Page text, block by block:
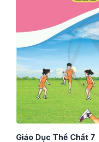
Giáo Dục Thể Chất 7